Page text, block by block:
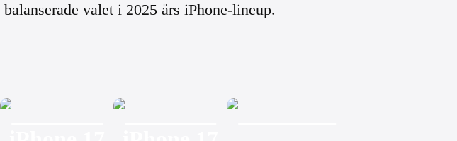
valet i 2025 års iPhone-lineup.